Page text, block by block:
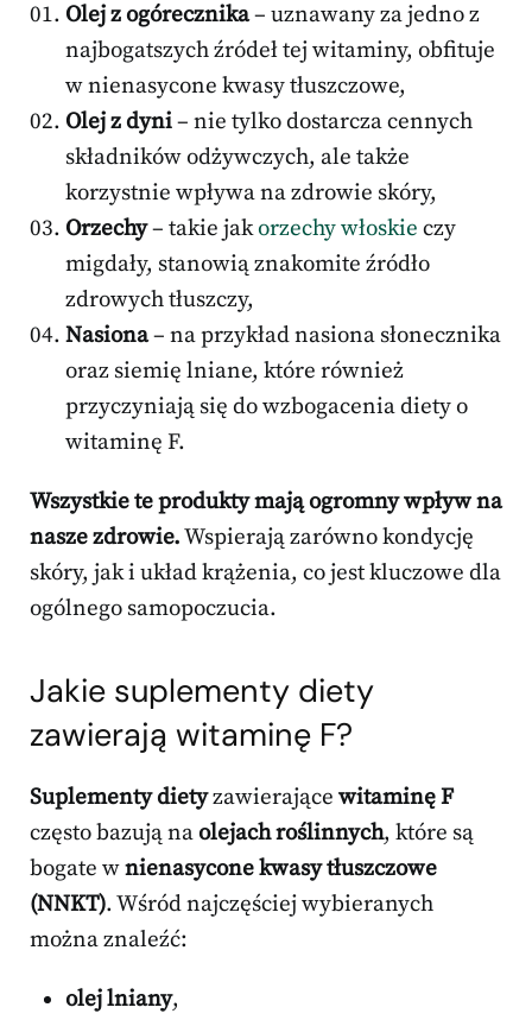
Olej z ogórecznika– uznawany za jedno z
najbogatszych źródeł tej witaminy, obfituje
w nienasycone kwasy tłuszczowe,
Olej z dyni– nie tylko dostarcza cennych
składników odżywczych, ale także
korzystnie wpływa na zdrowie skóry,
Orzechy– takie jakorzechy włoskie czy
migdały, stanowią znakomite źródło
zdrowych tłuszczy,
Nasiona– na przykład nasiona słonecznika
oraz siemię lniane, które również
przyczyniają się do wzbogacenia diety o
witaminę F.
Wszystkie te produkty mają ogromny wpływ na
nasze zdrowie.Wspierają zarówno kondycję
skóry, jak i układ krążenia, co jest kluczowe dla
ogólnego samopoczucia.
Jakie suplementy diety
zawierają witaminę F?
Suplementy dietyzawierające witaminę F
często bazują naolejach roślinnych, które są
bogate wnienasycone kwasy tłuszczowe
(NNKT). Wśród najczęściej wybieranych
można znaleźć:
olej lniany,